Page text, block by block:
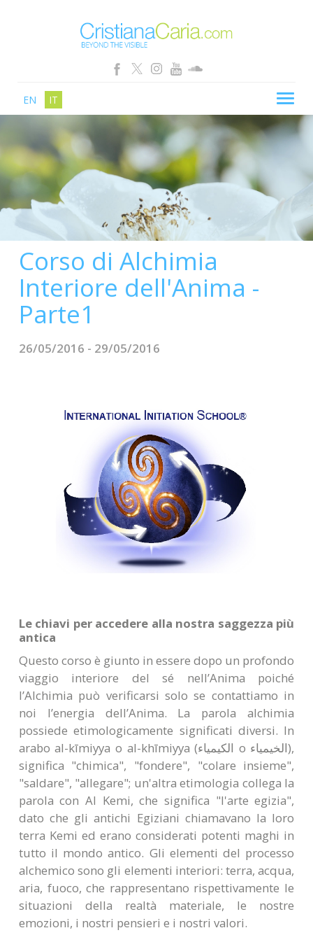
EN IT
CRISTIANA CARIA
BLOG
PERCORSI
SCHOOL
SHOP
SEMINARI
NEWS
CONTATTI
Corso di Alchimia
Interiore dell'Anima -
Parte1
26/05/2016 - 29/05/2016
Le chiavi per accedere alla nostra saggezza più
antica
Questo corso è giunto in essere dopo un profondo
viaggio interiore del sé nell’Anima poiché
l’Alchimia può verificarsi solo se contattiamo in
noi l’energia dell’Anima. La parola alchimia
possiede etimologicamente significati diversi. In
arabo al-kīmiyya o al-khīmiyya (الكيمياء o الخيمياء),
significa "chimica", "fondere", "colare insieme",
"saldare", "allegare"; un'altra etimologia collega la
parola con Al Kemi, che significa "l'arte egizia",
dato che gli antichi Egiziani chiamavano la loro
terra Kemi ed erano considerati potenti maghi in
tutto il mondo antico. Gli elementi del processo
alchemico sono gli elementi interiori: terra, acqua,
aria, fuoco, che rappresentano rispettivamente le
situazioni della realtà materiale, le nostre
emozioni, i nostri pensieri e i nostri valori.